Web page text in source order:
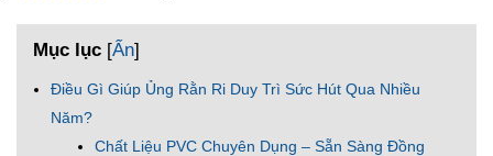
Mục lục [Ẩn]
Điều Gì Giúp Ủng Rằn Ri Duy Trì Sức Hút Qua Nhiều
Năm?
Chất Liệu PVC Chuyên Dụng – Sẵn Sàng Đồng